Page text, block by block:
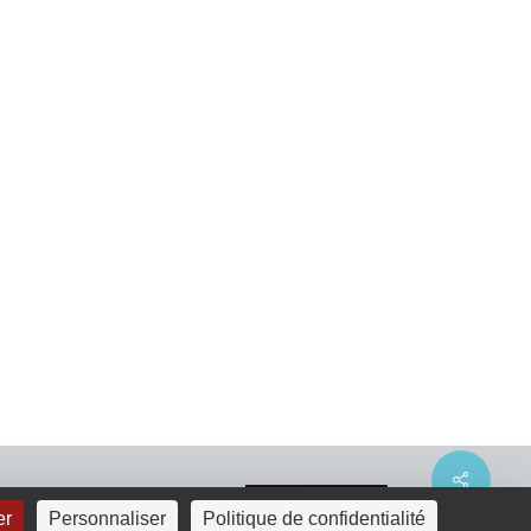
Share
Personnaliser Politique de confidentialité